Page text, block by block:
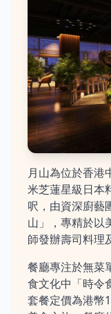
月山為位於香港
米芝蓮星級日本
呎，由資深廚藝
山」，專精於以
師發辦壽司料理
餐廳專注於無菜
食文化中「時令
套餐定價為港幣